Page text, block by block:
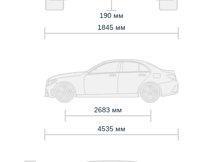
190 мм
1845 мм
2683 мм
4535 мм